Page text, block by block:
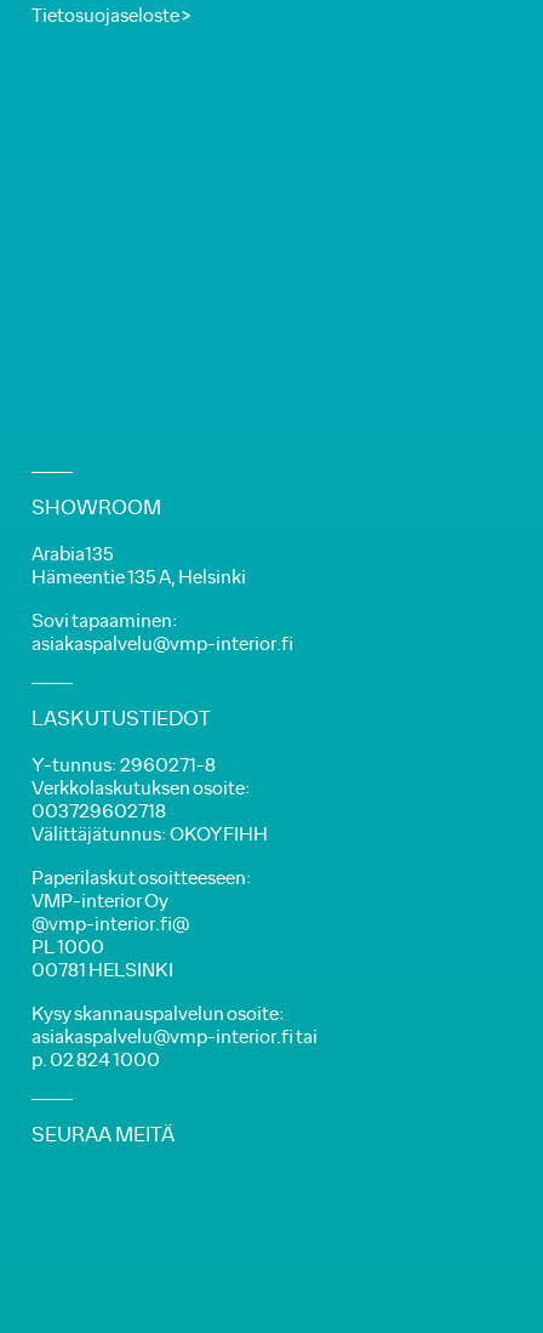
Tietosuojaseloste >
SHOWROOM
Arabia135
Hämeentie 135 A, Helsinki
Sovi tapaaminen:
asiakaspalvelu@vmp-interior.fi
LASKUTUSTIEDOT
Y-tunnus: 2960271-8
Verkkolaskutuksen osoite:
003729602718
Välittäjätunnus: OKOYFIHH
Paperilaskut osoitteeseen:
VMP-interior Oy
@vmp-interior.fi@
PL 1000
00781 HELSINKI
Kysy skannauspalvelun osoite:
asiakaspalvelu@vmp-interior.fi tai
p. 02 824 1000
SEURAA MEITÄ